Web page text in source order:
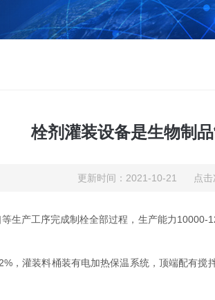
栓剂灌装设备是生物制
更新时间：2021-10-21 点击
生产工序完成制栓全部过程，生产能力
灌装料桶装有电加热保温系统，顶端配有搅